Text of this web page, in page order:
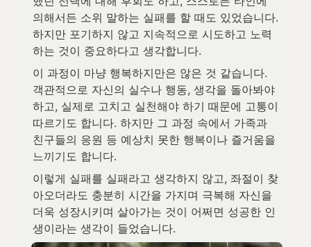
의해서든 소위 말하는 실패를 할 때도 있었습니다.
하지만 포기하지 않고 지속적으로 시도하고 노력
하는 것이 중요하다고 생각합니다.
이 과정이 마냥 행복하지만은 않은 것 같습니다.
객관적으로 자신의 실수나 행동, 생각을 돌아봐야
하고, 실제로 고치고 실천해야 하기 때문에 고통이
따르기도 합니다. 하지만 그 과정 속에서 가족과
친구들의 응원 등 예상치 못한 행복이나 즐거움을
느끼기도 합니다.
이렇게 실패를 실패라고 생각하지 않고, 좌절이 찾
아오더라도 충분히 시간을 가지며 극복해 자신을
더욱 성장시키며 살아가는 것이 어쩌면 성공한 인
생이라는 생각이 들었습니다.